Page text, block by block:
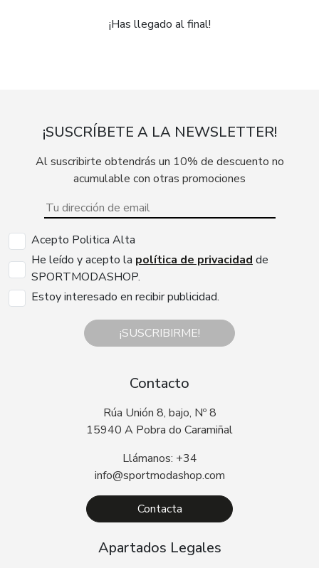
¡Has llegado al final!
¡SUSCRÍBETE A LA NEWSLETTER!
Al suscribirte obtendrás un 10% de descuento no
acumulable con otras promociones
Acepto Politica Alta
He leído y acepto la política de privacidad de
SPORTMODASHOP.
Estoy interesado en recibir publicidad.
¡SUSCRIBIRME!
Contacto
Rúa Unión 8, bajo, Nº 8
15940 A Pobra do Caramiñal
Llámanos: +34
info@sportmodashop.com
Contacta
Apartados Legales